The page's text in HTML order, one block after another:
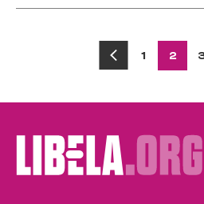
Posts
1 2